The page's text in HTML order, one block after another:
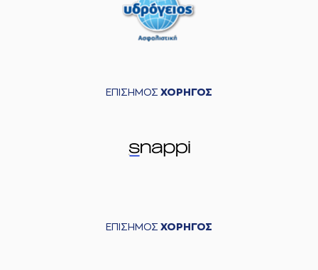
ΕΠΙΣΗΜΟΣ ΧΟΡΗΓΟΣ
ΕΠΙΣΗΜΟΣ ΧΟΡΗΓΟΣ